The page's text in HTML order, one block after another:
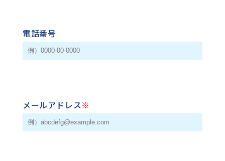
電話番号
メールアドレス※